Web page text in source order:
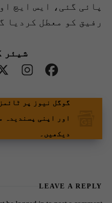
پائی گئی، ایس ایچ
رفیق کو معطل کردیا
شیئر
گوگل نیوز پر
اور اپنی پسندیدہ
دیکھیں۔
LEAVE A REPLY